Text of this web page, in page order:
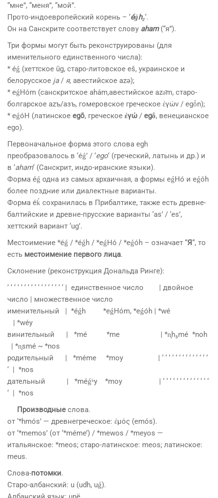
“мне”, “меня”, “мой”.
Прото-индоевропейский корень – ‘éǵh₂‘.
Он на Санскрите соответствует слову aham(“я”).
Три формы могут быть реконструированы (для
именительного единственного числа):
* éǵ (хеттское ūg, старо-литовское eš, украинское и
белорусское ja/ я, авестийское azə);
* eǵHóm (санскритское ahám,авестийское azə̄m, старо-
болгарское azъ/азъ, гомеровское греческое ἐγών / egṓn);
* eǵóH (латинское egō, греческое ἐγώ / egṓ, венецианское
ego).
Первоначальное форма этого слова egh
преобразовалось в ‘éǵ’ / ‘ego‘ (греческий, латынь и др.) и
в ‘aham‘ (Санскрит, индо-иранские языки).
Форма éǵ одна из самых архаичная, а формы eǵHó и eǵóh
более поздние или диалектные варианты.
Форма éḱ сохранилась в Прибалтике, также есть древне-
балтийские и древне-прусские варианты ‘as’ / ‘es’,
хеттский вариант ‘ug’.
Местоимение *éǵ / *éǵh / *eǵHó / *eǵóh – означает “Я“, то
есть местоимение первого лица.
Склонение (реконструкция Дональда Ринге):
‘ ‘ ‘ ‘ ‘ ‘ ‘ ‘ ‘ ‘ ‘ ‘ ‘ ‘ ‘ ‘ ‘ | единственное число | двойное
число | множественное число
именительный | *éǵh *eǵHóm, *eǵóh | *wé
| *wéy
винительный | *mé *me | *n̥h₃mé *noh
| *n̥smé ~ *nos
родительный | *méme *moy | ‘ ‘ ‘ ‘ ‘ ‘ ‘ ‘ ‘ ‘ ‘ ‘ ‘ ‘
‘ | *nos
дательный | *méǵʰy *moy | ‘ ‘ ‘ ‘ ‘ ‘ ‘ ‘ ‘ ‘ ‘ ‘ ‘ ‘
‘ | *nos
Производные слова.
от ‘*hmós’ — древнегреческое: ἐμός (emós).
от ‘*memos’ (от ‘*méme’) / *mewos / *meyos —
итальянское: *meos; старо-латинское: meos; латинское:
meus.
Слова-потомки.
Старо-албанский: u (udh, uǵ).